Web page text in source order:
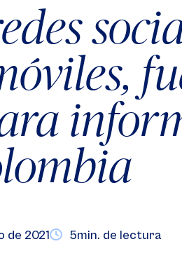
de 2021 5min. de lectura